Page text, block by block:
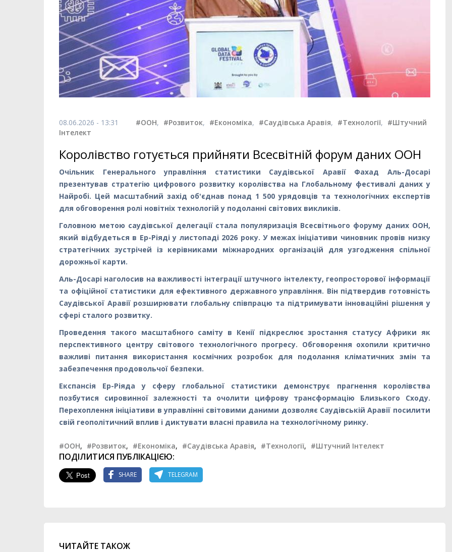
08.06.2026 - 13:31 #ООН, #Розвиток, #Економіка, #Саудівська Аравія, #Технології, #Штучний
Інтелект
Королівство готується прийняти Всесвітній форум даних ООН
Очільник Генерального управління статистики Саудівської Аравії Фахад Аль-Досарі
презентував стратегію цифрового розвитку королівства на Глобальному фестивалі даних у
Найробі. Цей масштабний захід об'єднав понад 1 500 урядовців та технологічних експертів
для обговорення ролі новітніх технологій у подоланні світових викликів.
Головною метою саудівської делегації стала популяризація Всесвітнього форуму даних ООН,
який відбудеться в Ер-Ріяді у листопаді 2026 року. У межах ініціативи чиновник провів низку
стратегічних зустрічей із керівниками міжнародних організацій для узгодження спільної
дорожньої карти.
Аль-Досарі наголосив на важливості інтеграції штучного інтелекту, геопросторової інформації
та офіційної статистики для ефективного державного управління. Він підтвердив готовність
Саудівської Аравії розширювати глобальну співпрацю та підтримувати інноваційні рішення у
сфері сталого розвитку.
Проведення такого масштабного саміту в Кенії підкреслює зростання статусу Африки як
перспективного центру світового технологічного прогресу. Обговорення охопили критично
важливі питання використання космічних розробок для подолання кліматичних змін та
забезпечення продовольчої безпеки.
Експансія Ер-Ріяда у сферу глобальної статистики демонструє прагнення королівства
позбутися сировинної залежності та очолити цифрову трансформацію Близького Сходу.
Перехоплення ініціативи в управлінні світовими даними дозволяє Саудівській Аравії посилити
свій геополітичний вплив і диктувати власні правила на технологічному ринку.
#ООН, #Розвиток, #Економіка, #Саудівська Аравія, #Технології, #Штучний Інтелект
ПОДІЛИТИСЯ ПУБЛІКАЦІЄЮ:
SHARE TELEGRAM
ЧИТАЙТЕ ТАКОЖ